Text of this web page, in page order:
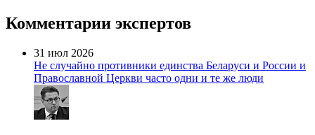
Комментарии экспертов
31 июл 2026
Не случайно противники единства Беларуси и России и
Православной Церкви часто одни и те же люди